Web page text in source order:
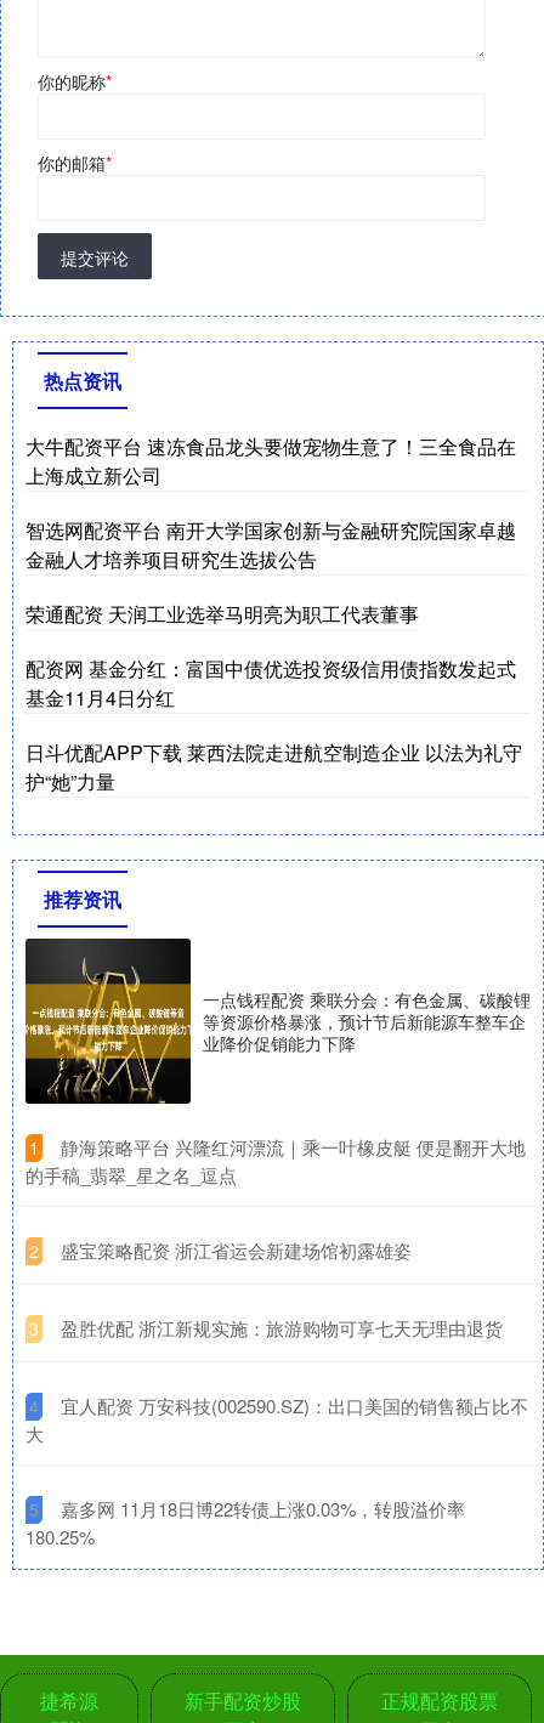
你的昵称*
你的邮箱*
提交评论
热点资讯
大牛配资平台 速冻食品龙头要做宠物生意了！三全食品在
上海成立新公司
智选网配资平台 南开大学国家创新与金融研究院国家卓越
金融人才培养项目研究生选拔公告
荣通配资 天润工业选举马明亮为职工代表董事
配资网 基金分红：富国中债优选投资级信用债指数发起式
基金11月4日分红
日斗优配APP下载 莱西法院走进航空制造企业 以法为礼守
护“她”力量
推荐资讯
一点钱程配资 乘联分会：有色金属、碳酸锂
等资源价格暴涨，预计节后新能源车整车企
业降价促销能力下降
1
​静海策略平台 兴隆红河漂流｜乘一叶橡皮艇 便是翻开大地
的手稿_翡翠_星之名_逗点
2 ​盛宝策略配资 浙江省运会新建场馆初露雄姿
3 ​盈胜优配 浙江新规实施：旅游购物可享七天无理由退货
4
​宜人配资 万安科技(002590.SZ)：出口美国的销售额占比不
大
5
​嘉多网 11月18日博22转债上涨0.03%，转股溢价率
180.25%
捷希源
新手配资炒股
正规配资股票